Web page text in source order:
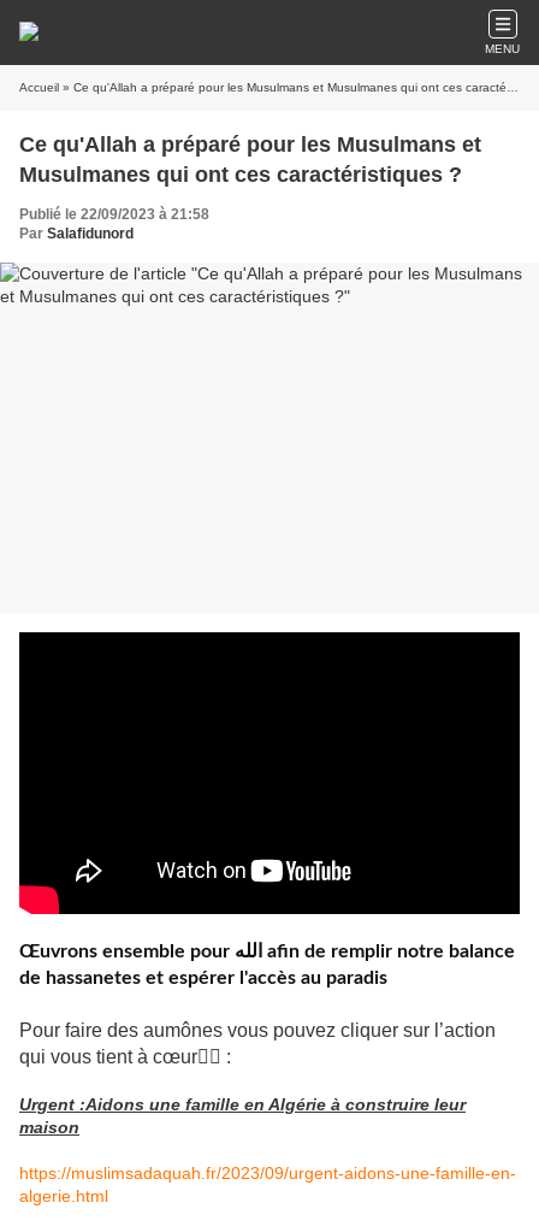
MENU
Accueil » Ce qu'Allah a préparé pour les Musulmans et Musulmanes qui ont ces caractéristiques ?
Ce qu'Allah a préparé pour les Musulmans et
Musulmanes qui ont ces caractéristiques ?
Publié le 22/09/2023 à 21:58
Par Salafidunord
Œuvrons ensemble pour الله afin de remplir notre balance
de hassanetes et espérer l'accès au paradis
Pour faire des aumônes vous pouvez cliquer sur l’action
qui vous tient à cœur👇🏼 :
Urgent :Aidons une famille en Algérie à construire leur
maison
https://muslimsadaquah.fr/2023/09/urgent-aidons-une-famille-en-
algerie.html